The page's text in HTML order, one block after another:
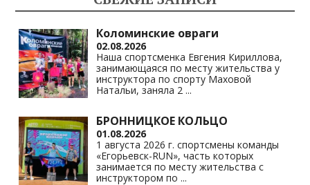
as
s
ni
ki
m p
p
n
k
Коломинские овраги
02.08.2026
Наша спортсменка Евгения Кириллова,
занимающаяся по месту жительства у
инструктора по спорту Маховой
Натальи, заняла 2 ...
БРОННИЦКОЕ КОЛЬЦО
01.08.2026
1 августа 2026 г. спортсмены команды
«Егорьевск-RUN», часть которых
занимается по месту жительства с
инструктором по ...